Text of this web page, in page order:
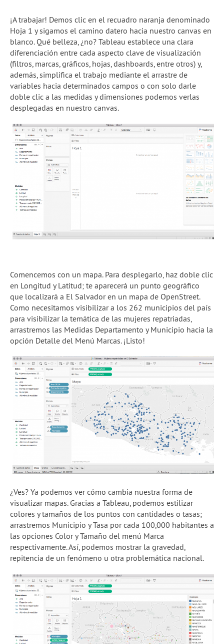
¡A trabajar! Demos clic en el recuadro naranja denominado
Hoja 1 y sigamos el camino datero hacia nuestro canvas en
blanco. Qué belleza, ¿no? Tableau establece una clara
diferenciación entre cada aspecto clave de visualización
(filtros, marcas, gráficos, hojas, dashboards, entre otros) y,
además, simplifica el trabajo mediante el arrastre de
variables hacia determinados campos o con solo darle
doble clic a las medidas y dimensiones podemos verlas
desplegadas en nuestro canvas.
Comencemos con un mapa. Para desplegarlo, haz doble clic
en Longitud y Latitud; te aparecerá un punto geográfico
que localizará a El Salvador en un mapa de OpenStreet.
Como necesitamos visibilizar a los 262 municipios del país
para visibilizar la temática de las mujeres repatriadas,
arrastremos las Medidas Departamento y Municipio hacia la
opción Detalle del Menú Marcas. ¡Listo!
¿Ves? Ya podemos ver cómo cambia nuestra forma de
visualizar mapas. Gracias a Tableau, podemos estilizar
colores y tamaños de los puntos con cantidades o tasas;
arrastremos Municipio y Tasa por cada 100,000 habitantes a
las opciones Color y Tamaño del menú Marca
respectivamente. Así, podemos mostrar la gravedad,
repitencia de un fenómeno u otra problemática nacional.